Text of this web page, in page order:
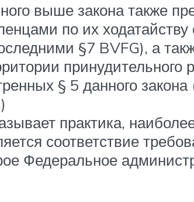
выше закона также
по их
§7 BVFG), а
§ 5 данного
практика,
соответствие
Федеральное